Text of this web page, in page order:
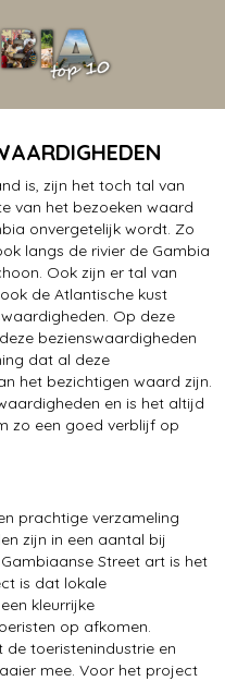
is, zijn het toch tal van
van het bezoeken waard
onvergetelijk wordt. Zo
langs de rivier de Gambia
Ook zijn er tal van
de Atlantische kust
Op deze
bezienswaardigheden
dat al deze
het bezichtigen waard zijn.
en is het altijd
zo een goed verblijf op
prachtige verzameling
zijn in een aantal bij
Street art is het
is dat lokale
kleurrijke
op afkomen.
de toeristenindustrie en
mee. Voor het project